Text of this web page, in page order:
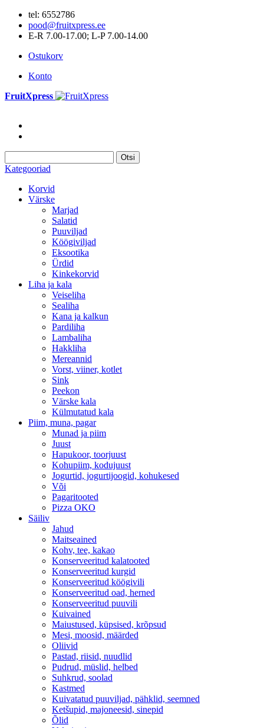
tel: 6552786
pood@fruitxpress.ee
E-R 7.00-17.00; L-P 7.00-14.00
Ostukorv
Konto
FruitXpress
Otsi
Kategooriad
Korvid
Värske
Marjad
Salatid
Puuviljad
Köögiviljad
Eksootika
Ürdid
Kinkekorvid
Liha ja kala
Veiseliha
Sealiha
Kana ja kalkun
Pardiliha
Lambaliha
Hakkliha
Mereannid
Vorst, viiner, kotlet
Sink
Peekon
Värske kala
Külmutatud kala
Piim, muna, pagar
Munad ja piim
Juust
Hapukoor, toorjuust
Kohupiim, kodujuust
Jogurtid, jogurtijoogid, kohukesed
Või
Pagaritooted
Pizza OKO
Säiliv
Jahud
Maitseained
Kohv, tee, kakao
Konserveeritud kalatooted
Konserveeritud kurgid
Konserveeritud köögivili
Konserveeritud oad, herned
Konserveeritud puuvili
Kuivained
Maiustused, küpsised, krõpsud
Mesi, moosid, määrded
Oliivid
Pastad, riisid, nuudlid
Pudrud, müslid, helbed
Suhkrud, soolad
Kastmed
Kuivatatud puuviljad, pähklid, seemned
Ketšupid, majoneesid, sinepid
Õlid